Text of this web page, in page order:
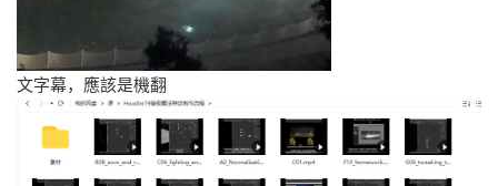
文字幕，應該是機翻